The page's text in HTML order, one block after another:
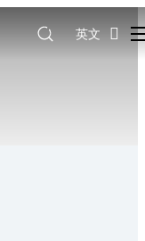
英文